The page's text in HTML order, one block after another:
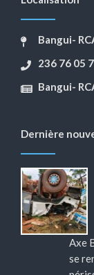
Bangui-
236 76 05
Bangui-
Dernière
Axe
se